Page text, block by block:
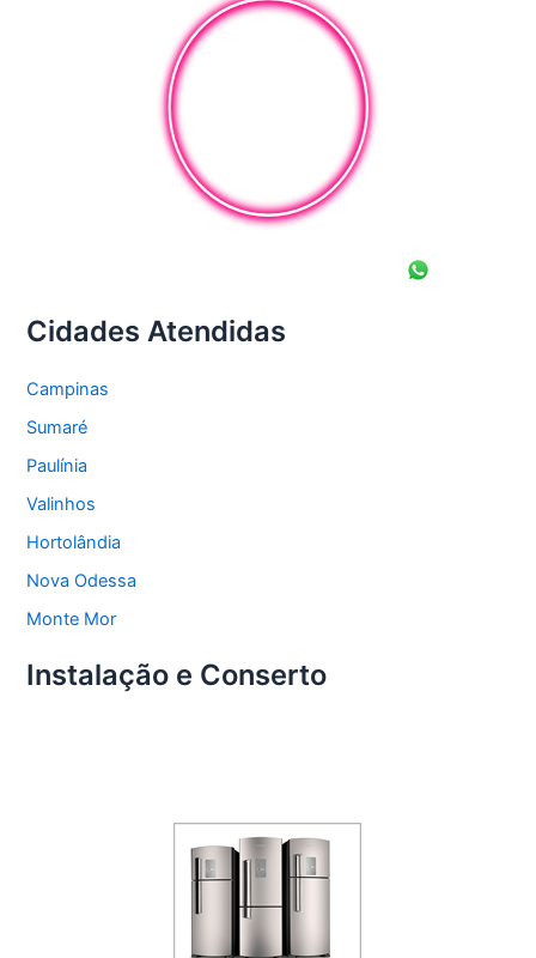
Cidades Atendidas
Campinas
Sumaré
Paulínia
Valinhos
Hortolândia
Nova Odessa
Monte Mor
Instalação e Conserto